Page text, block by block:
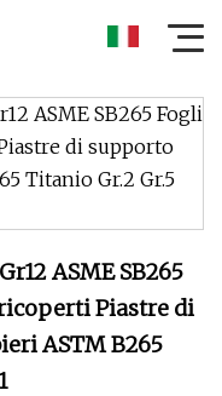
ASME SB265
Piastre di
ASTM B265